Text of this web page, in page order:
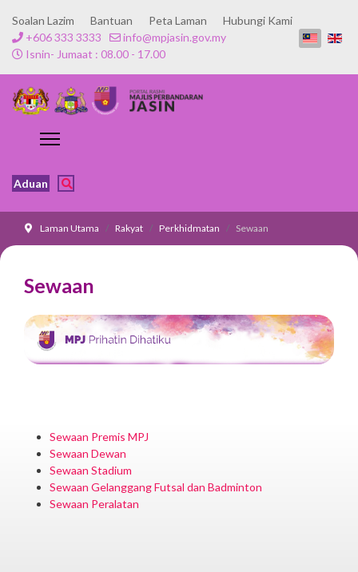
Soalan Lazim Bantuan Peta Laman
Hubungi Kami
+606 333 3333
info@mpjasin.gov.my
Isnin- Jumaat : 08.00 - 17.00
Aduan
Laman Utama Rakyat Perkhidmatan Sewaan
Sewaan
Sewaan Premis MPJ
Sewaan Dewan
Sewaan Stadium
Sewaan Gelanggang Futsal dan Badminton
Sewaan Peralatan